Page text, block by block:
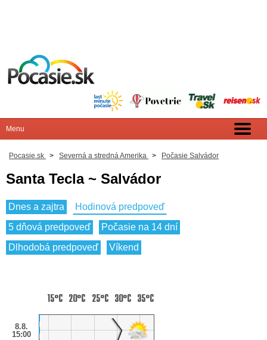
Pocasie.sk > Severná a stredná Amerika > Počasie Salvádor
Santa Tecla ~ Salvádor
Dnes a zajtra
Hodinová predpoveď
5 dňová predpoveď
Počasie na 14 dní
Dlhodobá predpoveď
Víkend
8.8.
15:00
15°C 20°C 25°C 30°C 35°C